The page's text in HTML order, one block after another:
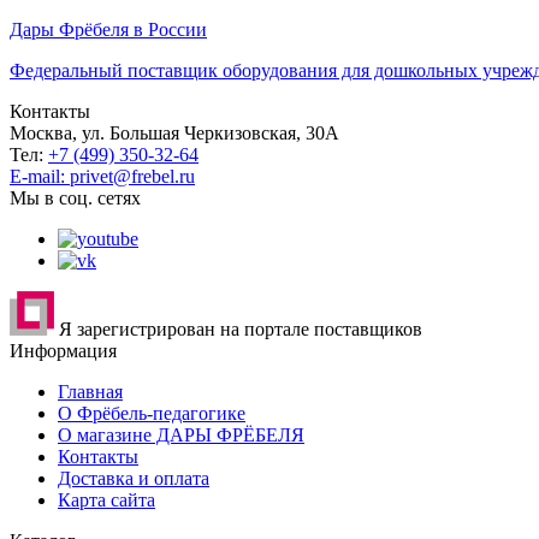
Дары Фрёбеля в России
Федеральный поставщик оборудования для дошкольных
Контакты
Москва, ул. Большая Черкизовская, 30А
Тел: +7 (499) 350-32-64
E-mail: privet@frebel.ru
Мы в соц. сетях
Я зарегистрирован на портале поставщиков
Информация
Главная
О Фрёбель-педагогике
О магазине ДАРЫ ФРЁБЕЛЯ
Контакты
Доставка и оплата
Карта сайта